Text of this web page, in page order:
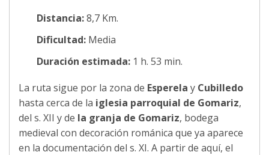
Distancia:8,7 Km.
Dificultad: Media
Duración estimada: 1 h. 53 min.
La ruta sigue por la zona de Esperela y Cubilledo
hasta cerca de la iglesia parroquial de Gomariz,
del s. XII y de la granja de Gomariz, bodega
medieval con decoración románica que ya aparece
en la documentación del s. XI. A partir de aquí, el